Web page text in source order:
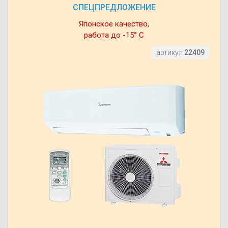
СПЕЦПРЕДЛОЖЕНИЕ
Японское качество,
работа до -15° С
артикул 22409